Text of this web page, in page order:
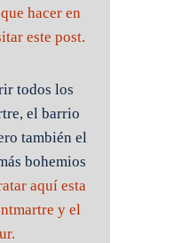
hacer en
este post.
todos los
el barrio
también el
bohemios
aquí esta
y el